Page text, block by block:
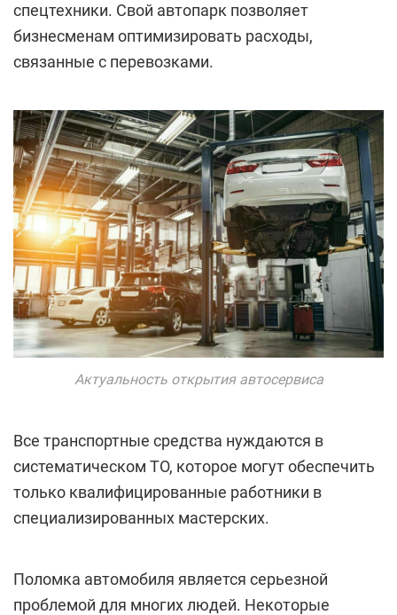
спецтехники. Свой автопарк позволяет
бизнесменам оптимизировать расходы,
связанные с перевозками.
Актуальность открытия автосервиса
Все транспортные средства нуждаются в
систематическом ТО, которое могут обеспечить
только квалифицированные работники в
специализированных мастерских.
Поломка автомобиля является серьезной
проблемой для многих людей. Некоторые